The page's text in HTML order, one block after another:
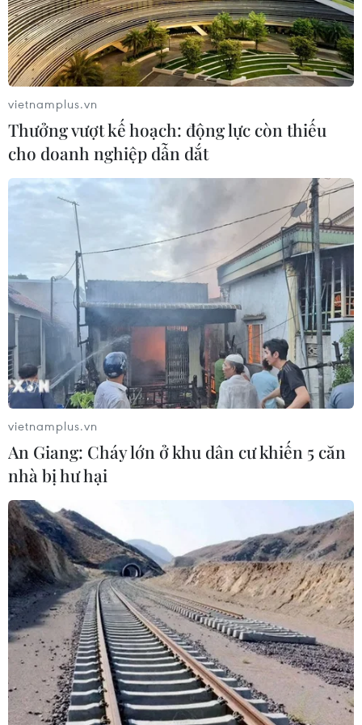
Quảng Trị: Mùa mưa lũ cận kề,
thường trực nỗi lo bờ sông 'nuốt' đất
06/08/2026 05:14
Mưa dông khiến hàng chục
chuyến bay tới Nội Bài không thể hạ
06/08/2026 04:37
Cảnh báo lũ quét, sạt lở đất ở 8 tỉnh
khu vực Bắc Bộ và Thanh Hóa
06/08/2026 03:47
Mưa lớn kéo dài gây thiệt hại khoảng
06/08/2026 03:03
Quảng Trị ưu tiên đầu tư hoàn thiện
hệ thống xử lý nước thải cụm công
nghiệp
06/08/2026 03:03
Pháp mở các điểm tắm sông
phục vụ người dân trong mùa Hè
nắng nóng
06/08/2026 03:02
vietnamplus.vn
Thưởng vượt kế hoạch: động lực còn thiếu
cho doanh nghiệp dẫn dắt
vietnamplus.vn
An Giang: Cháy lớn ở khu dân cư khiến 5 căn
nhà bị hư hại